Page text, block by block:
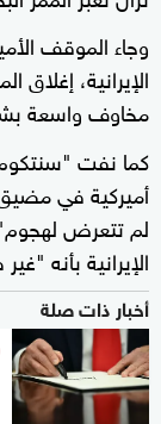
وجاء الموقف
الإيرانية،
مخاوف واسعة
كما نفت
أميركية في
لم تتعرض
الإيرانية بأنه
أخبار ذات صلة